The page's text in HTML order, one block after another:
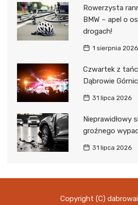
Rowerzysta
BMW – apel o
drogach!
1 sierpnia 2026
Czwartek z
Dąbrowie
31 lipca 2026
Nieprawidłowy
groźnego
31 lipca 2026
Copyright (C)